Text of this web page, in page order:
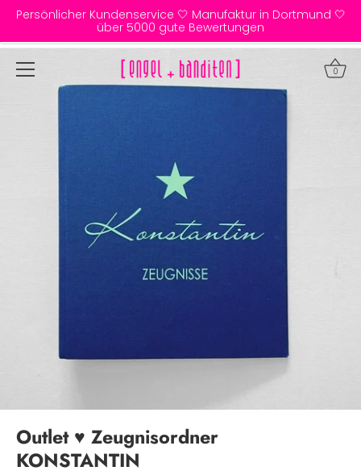
Direkt
Inhalt
Persönlicher Kundenservice 🤍 Manufaktur in Dortmund 🤍
über 5000 gute Bewertungen
0
Outlet ♥ Zeugnisordner
KONSTANTIN